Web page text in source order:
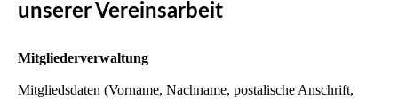
unserer Vereinsarbeit
Mitgliederverwaltung
Mitgliedsdaten (Vorname, Nachname, postalische Anschrift,